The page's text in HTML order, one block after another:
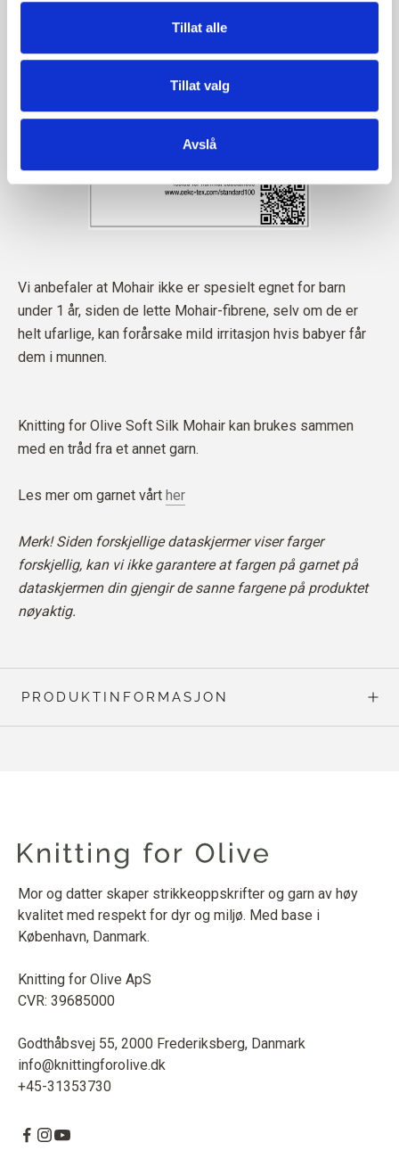
Tillat alle
Tillat valg
Avslå
Vi anbefaler at Mohair ikke er spesielt egnet for barn
under 1 år, siden de lette Mohair-fibrene, selv om de er
helt ufarlige, kan forårsake mild irritasjon hvis babyer får
dem i munnen.
Knitting for Olive Soft Silk Mohair kan brukes sammen
med en tråd fra et annet garn.
Les mer om garnet vårt her
Merk! Siden forskjellige dataskjermer viser farger
forskjellig, kan vi ikke garantere at fargen på garnet på
dataskjermen din gjengir de sanne fargene på produktet
nøyaktig.
PRODUKTINFORMASJON
Mor og datter skaper strikkeoppskrifter og garn av høy
kvalitet med respekt for dyr og miljø. Med base i
København, Danmark.
Knitting for Olive ApS
CVR: 39685000
Godthåbsvej 55, 2000 Frederiksberg, Danmark
info@knittingforolive.dk
+45-31353730